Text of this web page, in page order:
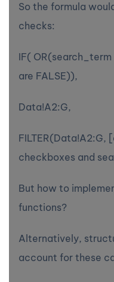
So the formula
checks:
IF(
are FALSE)),
Data!A2:G,
FILTER(Data!A2:G,
checkboxes and
But how to
functions?
Alternatively,
account for these